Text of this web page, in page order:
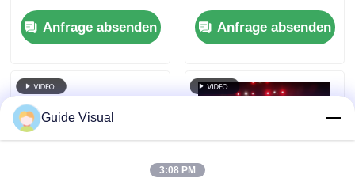
Erfrischungsrate und
Dual Power & Signal
Backup für
Anfrage absenden
7680Hz
Auffrischungsrate
und IP65 Wasserdicht
Wandbildschirm
Anfrage absenden
Guide Visual
3:08 PM